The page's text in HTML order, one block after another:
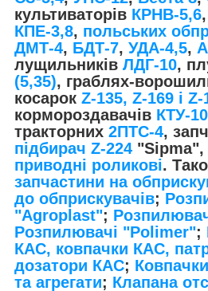
культиваторів КРНВ-5,6,
КПЕ-3,8, польських
ДМТ-4, БДТ-7, УДА-4,5,
лущильників ЛДГ-10,
(5,35), граблях-
косарок Z-135, Z-169 і Z-
кормороздавачів КТУ-10
тракторних 2ПТС-4,
підбирач Z-224 "Sipma",
приводні роликові.
запчастини на
до обприскувачів;
"Agroplast";
Розпилювачі "Polimer";
КАС, ковпачки КАС,
дозатори КАС;
та агрегати; Клапана